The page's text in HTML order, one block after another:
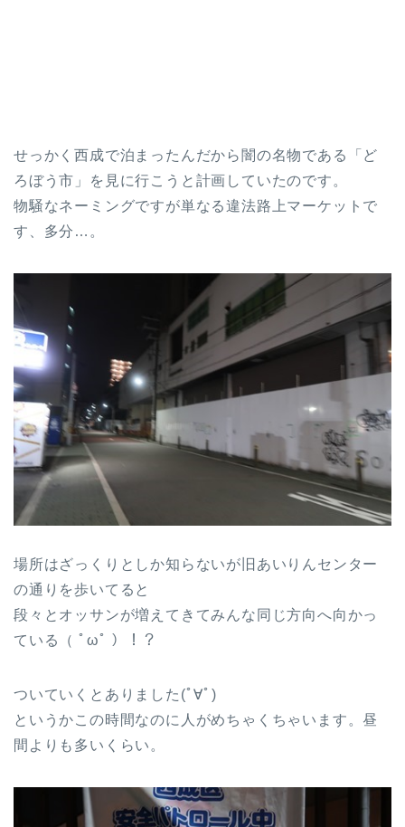
せっかく西成で泊まったんだから闇の名物である「ど
ろぼう市」を見に行こうと計画していたのです。
物騒なネーミングですが単なる違法路上マーケットで
す、多分…。
場所はざっくりとしか知らないが旧あいりんセンター
の通りを歩いてると
段々とオッサンが増えてきてみんな同じ方向へ向かっ
ている（ ﾟωﾟ ）！？
ついていくとありました(ﾟ∀ﾟ)
というかこの時間なのに人がめちゃくちゃいます。昼
間よりも多いくらい。